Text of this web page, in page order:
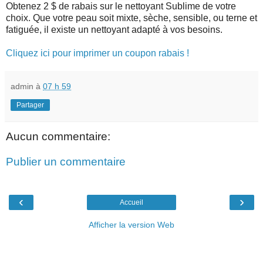
Obtenez 2 $ de rabais sur le nettoyant Sublime de votre
choix. Que votre peau soit mixte, sèche, sensible, ou terne et
fatiguée, il existe un nettoyant adapté à vos besoins.
Cliquez ici pour imprimer un coupon rabais !
admin à 07 h 59
Partager
Aucun commentaire:
Publier un commentaire
‹ ›
Accueil
Afficher la version Web